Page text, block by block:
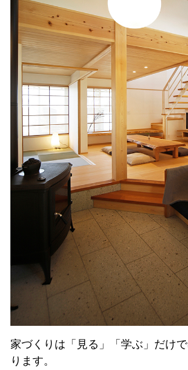
家づくりは「見る」「学ぶ」だけ
ります。